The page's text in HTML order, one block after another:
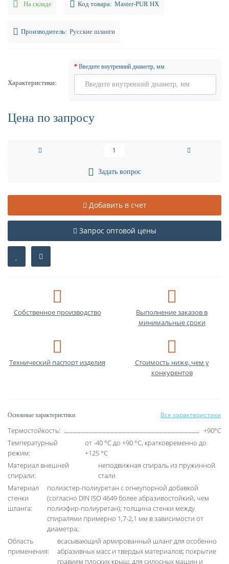
На складе Код товара: Master-PUR HX
Производитель: Русские шланги
Характеристики
Введите внутренний диаметр, мм
Цена по запросу
Задать вопрос
Добавить в счет
Запрос оптовой цены
Собственное производство
Выполнение заказов в
минимальные сроки
Технический паспорт изделия
Стоимость ниже, чем у
конкурентов
Основные характеристики Все характеристики
Термостойкость:
+90°C
Температурный
режим:
от -40 °C до +90 °C, кратковременно до
+125 °C
Материал внешней
спирали:
неподвижная спираль из пружинной
стали
Материал
стенки
шланга:
полиэстер-полиуретан с огнеупорной добавкой
(согласно DIN ISO 4649 более абразивостойкий, чем
полиэфир-полиуретан); толщина стенки между
спиралями примерно 1,7-2,1 мм в зависимости от
диаметра;
Область
применения:
всасывающий армированный шланг для особенно
абразивных масс и твердых материалов; покрытие
гравием плоских крыш; для силосных машин и